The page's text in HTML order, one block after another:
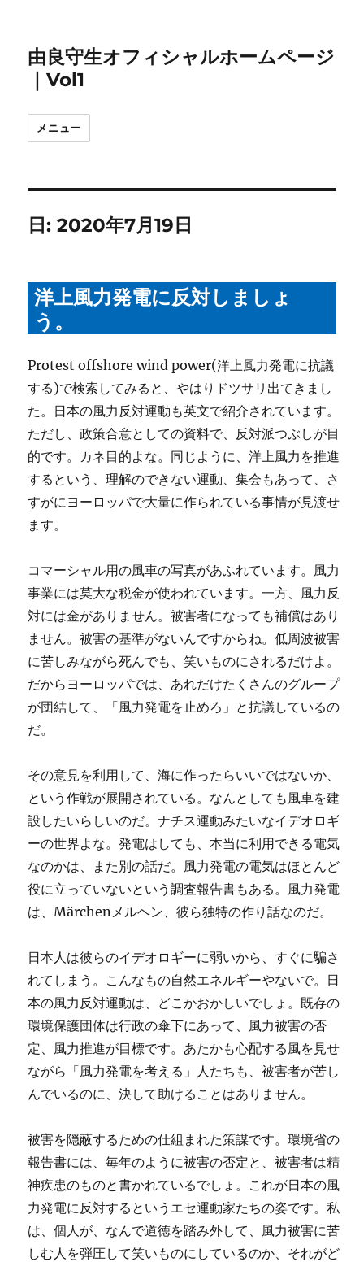
由良守生オフィシャルホームページ
｜Vol1
メニュー
日:2020年7月19日
洋上風力発電に反対しましょ
う。
Protest offshore wind power(洋上風力発電に抗議
する)で検索してみると、やはりドツサリ出てきまし
た。日本の風力反対運動も英文で紹介されています。
ただし、政策合意としての資料で、反対派つぶしが目
的です。カネ目的よな。同じように、洋上風力を推進
するという、理解のできない運動、集会もあって、さ
すがにヨーロッパで大量に作られている事情が見渡せ
ます。
コマーシャル用の風車の写真があふれています。風力
事業には莫大な税金が使われています。一方、風力反
対には金がありません。被害者になっても補償はあり
ません。被害の基準がないんですからね。低周波被害
に苦しみながら死んでも、笑いものにされるだけよ。
だからヨーロッパでは、あれだけたくさんのグループ
が団結して、「風力発電を止めろ」と抗議しているの
だ。
その意見を利用して、海に作ったらいいではないか、
という作戦が展開されている。なんとしても風車を建
設したいらしいのだ。ナチス運動みたいなイデオロギ
ーの世界よな。発電はしても、本当に利用できる電気
なのかは、また別の話だ。風力発電の電気はほとんど
役に立っていないという調査報告書もある。風力発電
は、Märchenメルヘン、彼ら独特の作り話なのだ。
日本人は彼らのイデオロギーに弱いから、すぐに騙さ
れてしまう。こんなもの自然エネルギーやないで。日
本の風力反対運動は、どこかおかしいでしょ。既存の
環境保護団体は行政の傘下にあって、風力被害の否
定、風力推進が目標です。あたかも心配する風を見せ
ながら「風力発電を考える」人たちも、被害者が苦し
んでいるのに、決して助けることはありません。
被害を隠蔽するための仕組まれた策謀です。環境省の
報告書には、毎年のように被害の否定と、被害者は精
神疾患のものと書かれているでしょ。これが日本の風
力発電に反対するというエセ運動家たちの姿です。私
は、個人が、なんで道徳を踏み外して、風力被害に苦
しむ人を弾圧して笑いものにしているのか、それがど